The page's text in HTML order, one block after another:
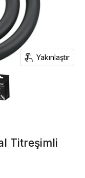
Yakınlaştır
Titreşimli